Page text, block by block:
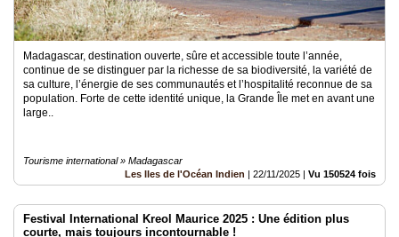
Madagascar, destination ouverte, sûre et accessible toute l’année,
continue de se distinguer par la richesse de sa biodiversité, la variété de
sa culture, l’énergie de ses communautés et l’hospitalité reconnue de sa
population. Forte de cette identité unique, la Grande Île met en avant une
large..
Tourisme international » Madagascar
Les Iles de l'Océan Indien | 22/11/2025 | Vu 150524 fois
Festival International Kreol Maurice 2025 : Une édition plus
courte, mais toujours incontournable !